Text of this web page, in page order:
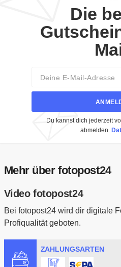
Die
Du kannst dich jederzeit
abmelden.
Mehr über fotopost24
Video fotopost24
Bei fotopost24 wird dir digitale
Profiqualität geboten.
ZAHLUNGSARTEN